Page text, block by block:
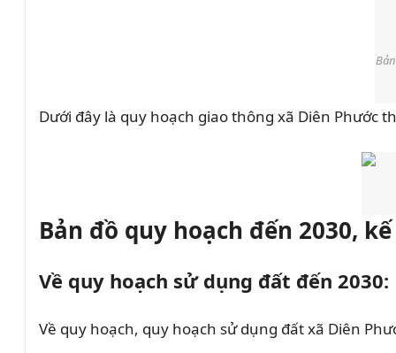
Dưới đây là quy hoạch giao thông xã Diên Phước
Bản đồ quy hoạch đến 2030,
Về quy hoạch sử dụng đất đến 2030:
Về quy hoạch, quy hoạch sử dụng đất xã Diên